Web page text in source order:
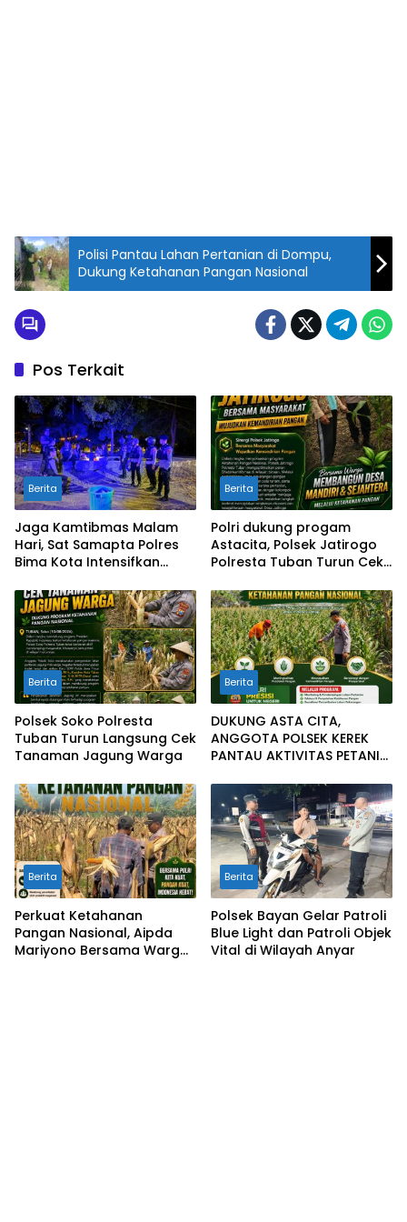
Polisi Pantau Lahan Pertanian di Dompu,
Dukung Ketahanan Pangan Nasional
Pos Terkait
Berita
Jaga Kamtibmas Malam
Hari, Sat Samapta Polres
Bima Kota Intensifkan
Berita
Polri dukung progam
Astacita, Polsek Jatirogo
Polresta Tuban Turun Cek
Desa Ketodan
Berita
Polsek Soko Polresta
Tuban Turun Langsung Cek
Tanaman Jagung Warga
Berita
DUKUNG ASTA CITA,
ANGGOTA POLSEK KEREK
PANTAU AKTIVITAS PETANI
Berita
Perkuat Ketahanan
Pangan Nasional, Aipda
Mariyono Bersama Warga
Berita
Polsek Bayan Gelar Patroli
Blue Light dan Patroli Objek
Vital di Wilayah Anyar